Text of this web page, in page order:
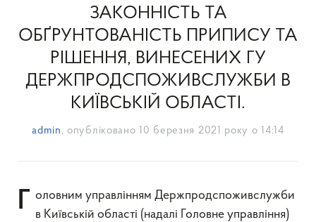
ЗАКОННІСТЬ ТА
ОБҐРУНТОВАНІСТЬ ПРИПИСУ ТА
РІШЕННЯ, ВИНЕСЕНИХ ГУ
ДЕРЖПРОДСПОЖИВСЛУЖБИ В
КИЇВСЬКІЙ ОБЛАСТІ.
admin , опубліковано 10 березня 2021 року о 14:14
Головним управлінням Держпродспоживслужби
в Київській області (надалі Головне управління)